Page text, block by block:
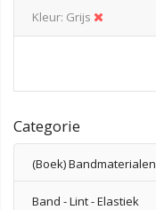
Kleur Grijs
Categorie
(Boek) Bandmaterialen
Band - Lint - Elastiek